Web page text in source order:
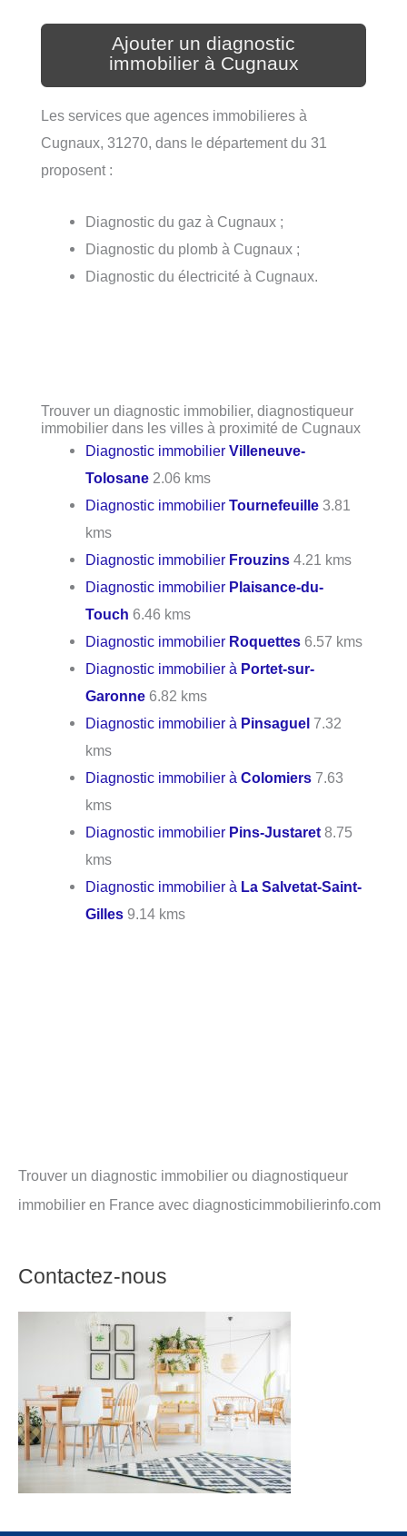
Ajouter un diagnostic
immobilier à Cugnaux
Les services que agences immobilieres à
Cugnaux, 31270, dans le département du 31
proposent :
Diagnostic du gaz à Cugnaux ;
Diagnostic du plomb à Cugnaux ;
Diagnostic du électricité à Cugnaux.
Trouver un diagnostic immobilier, diagnostiqueur
immobilier dans les villes à proximité de Cugnaux
Diagnostic immobilierVilleneuve-
Tolosane 2.06 kms
Diagnostic immobilierTournefeuille 3.81
kms
Diagnostic immobilier Frouzins 4.21 kms
Diagnostic immobilier Plaisance-du-
Touch 6.46 kms
Diagnostic immobilier Roquettes 6.57 kms
Diagnostic immobilier à Portet-sur-
Garonne 6.82 kms
Diagnostic immobilier à Pinsaguel 7.32
kms
Diagnostic immobilier àColomiers 7.63
kms
Diagnostic immobilier Pins-Justaret 8.75
kms
Diagnostic immobilier à La Salvetat-Saint-
Gilles 9.14 kms
Trouver un diagnostic immobilier ou diagnostiqueur
immobilier en France avec diagnosticimmobilierinfo.com
Contactez-nous